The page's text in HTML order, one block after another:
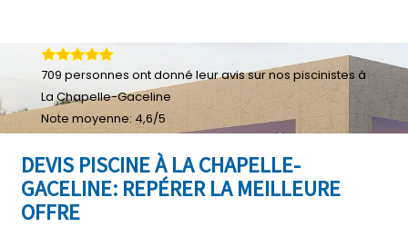
DEVIS PISCINE À LA CHAPELLE-
GACELINE: REPÉRER LA MEILLEURE
OFFRE
709 personnes ont donné leuravis sur nos piscinistes à
La Chapelle-Gaceline
Note moyenne: 4,6/5